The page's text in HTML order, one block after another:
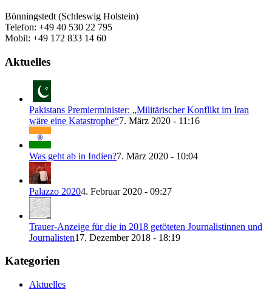
Bönningstedt (Schleswig Holstein)
Telefon: +49 40 530 22 795
Mobil: +49 172 833 14 60
Aktuelles
Pakistans Premierminister: „Militärischer Konflikt im Iran
wäre eine Katastrophe“7. März 2020 - 11:16
Was geht ab in Indien?7. März 2020 - 10:04
Palazzo 20204. Februar 2020 - 09:27
Trauer-Anzeige für die in 2018 getöteten Journalistinnen und
Journalisten17. Dezember 2018 - 18:19
Kategorien
Aktuelles